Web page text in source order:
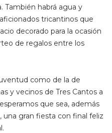
También habrá agua y
tricantinos que
decorado para la ocasión
de regalos entre los
como de la de
y vecinos de Tres Cantos a
que sea, además
gran fiesta con final feliz